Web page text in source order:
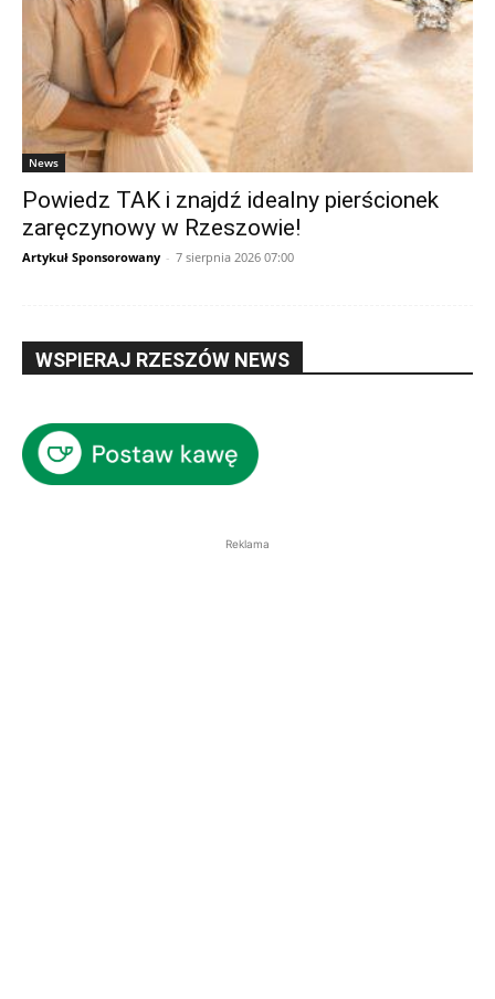
News
Powiedz TAK i znajdź idealny pierścionek
zaręczynowy w Rzeszowie!
Artykuł Sponsorowany - 7 sierpnia 2026 07:00
WSPIERAJ RZESZÓW NEWS
Reklama